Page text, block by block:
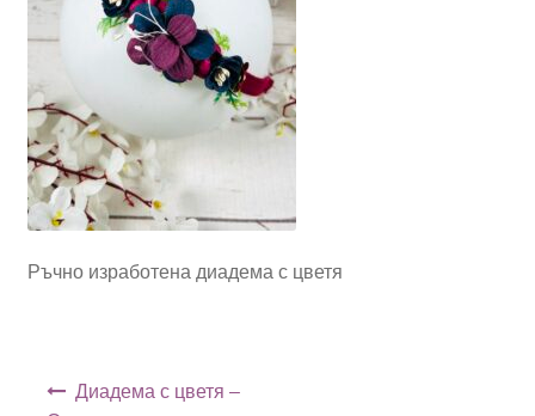
Ръчно изработена диадема с цветя
Диадема с цветя –